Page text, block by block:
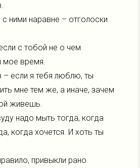
ними наравне – отголоски
с тобой не о чем
мое время.
– если я тебя люблю, ты
мне тем же, а иначе, зачем
живешь.
надо мыть тогда, когда
когда хочется. И хоть ты
привыкли рано